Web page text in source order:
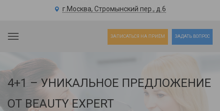
г.Москва, Стромынский пер., д.6
Toggle navigation ЗАПИСАТЬСЯ НА ПРИЁМ ЗАДАТЬ ВОПРОС
4+1 – УНИКАЛЬНОЕ ПРЕДЛОЖЕНИЕ
ОТ BEAUTY EXPERT